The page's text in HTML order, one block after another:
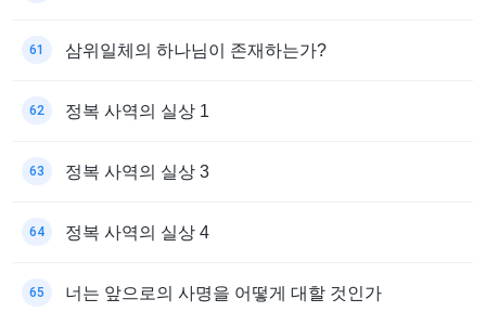
61 삼위일체의 하나님이 존재하는가?
62 정복 사역의 실상 1
63 정복 사역의 실상 3
64 정복 사역의 실상 4
65 너는 앞으로의 사명을 어떻게 대할 것인가